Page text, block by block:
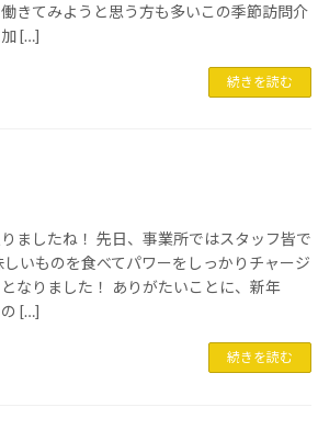
きてみようと思う方も多いこの季節訪問介
[…]
続きを読む
ましたね！ 先日、事業所ではスタッフ皆で
いものを食べてパワーをしっかりチャージ
なりました！ ありがたいことに、新年
[…]
続きを読む